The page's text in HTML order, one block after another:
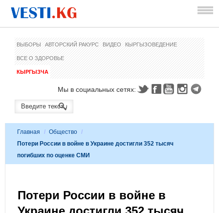
ВЫБОРЫ АВТОРСКИЙ РАКУРС ВИДЕО КЫРГЫЗОВЕДЕНИЕ
ВСЕ О ЗДОРОВЬЕ
КЫРГЫЗЧА
Мы в социальных сетях:
Главная / Общество /
Потери России в войне в Украине достигли 352 тысяч
погибших по оценке СМИ
Потери России в войне в